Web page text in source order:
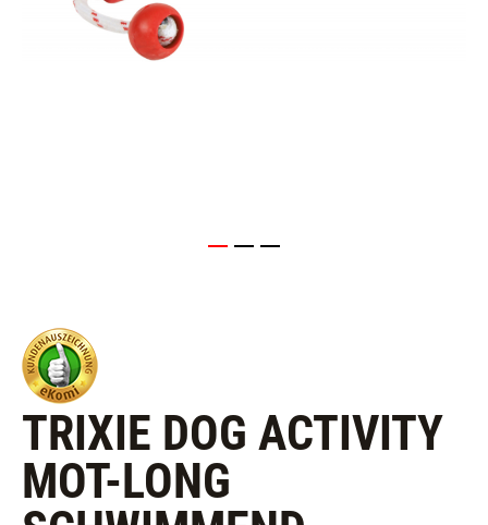
TRIXIE DOG ACTIVITY
MOT-LONG